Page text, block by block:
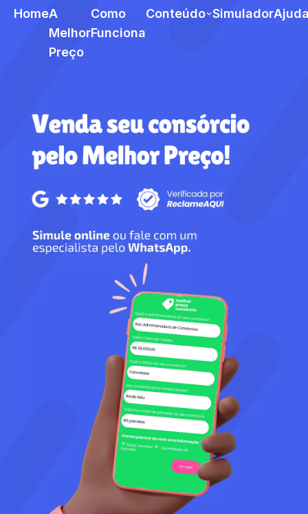
HomeA
Melhor
Preço
Como
Funciona
Conteúdo Simulador